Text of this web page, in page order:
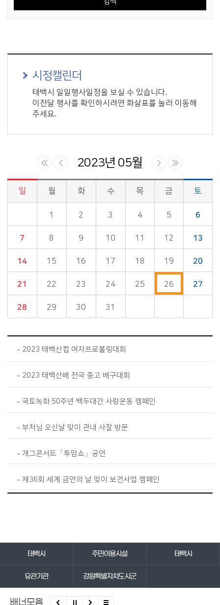
시정캘린더
태백시 일일행사일정을 보실 수 있습니다.
이전달 행사를 확인하시려면 화살표를 눌러 이동해
주세요.
2023년 05월
시정소식>시정 캘린더 게시판의 (2023년 05월) 달력형태로 일정명, 일정내용을 제공합니다.
일 월 화 수 목 금 토
1 2 3 4 5 6
7 8 9 10 11 12 13
14 15 16 17 18 19 20
21 22 23 24 25 26 27
28 29 30 31
2023 태백산컵 여자프로볼링대회
2023 태백산배 전국 중고 배구대회
국토녹화 50주년 백두대간 사랑운동 캠페인
부처님 오신날 맞이 관내 사찰 방문
개그콘서트「투맘쇼」공연
제36회 세계 금연의 날 맞이 보건사업 캠페인
태백시 주민이용시설 태백시
유관기관 강원특별자치도시군
배너모음